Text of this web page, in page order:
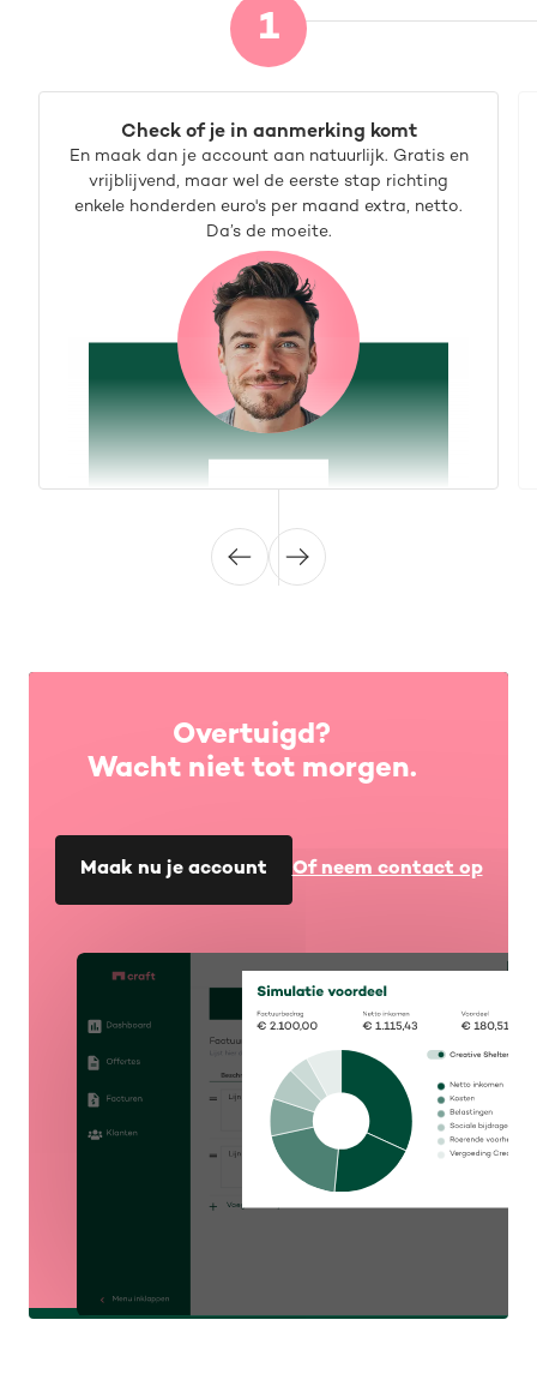
1
Check of je in aanmerking komt
En maak dan je account aan natuurlijk. Gratis en
vrijblijvend, maar wel de eerste stap richting
enkele honderden euro's per maand extra, netto.
Da’s de moeite.
Overtuigd?
Wacht niet tot morgen.
Maak nu je account Of neem contact op